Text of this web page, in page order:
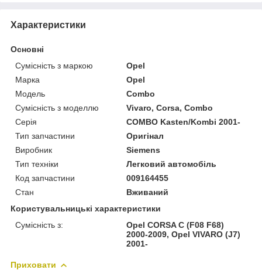
Характеристики
Основні
Сумісність з маркою
Opel
Марка
Opel
Модель
Combo
Сумісність з моделлю
Vivaro, Corsa, Combo
Серія
COMBO Kasten/Kombi 2001-
Тип запчастини
Оригінал
Виробник
Siemens
Тип техніки
Легковий автомобіль
Код запчастини
009164455
Стан
Вживаний
Користувальницькі характеристики
Сумісність з:
Opel CORSA C (F08 F68)
2000-2009, Opel VIVARO (J7)
2001-
Приховати